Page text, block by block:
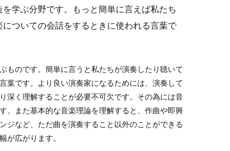
学ぶ分野です。もっと簡単に言えば私たち
ついての会話をするときに使われる言葉で
ものです。簡単に言うと私たちが演奏したり聴いて
葉です。より良い演奏家になるためには、演奏して
深く理解することが必要不可欠です。その為には音
。また基本的な音楽理論を理解すると、作曲や即興
ジなど、ただ曲を演奏すること以外のことができる
が広がります。